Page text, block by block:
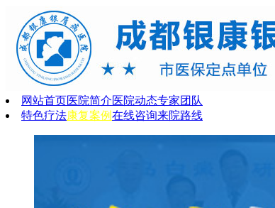
网站首页医院简介医院动态专家团队
特色疗法康复案例在线咨询来院路线